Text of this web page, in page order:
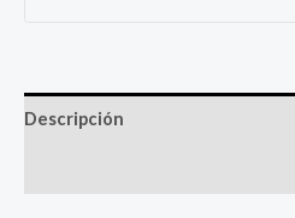
Descripción